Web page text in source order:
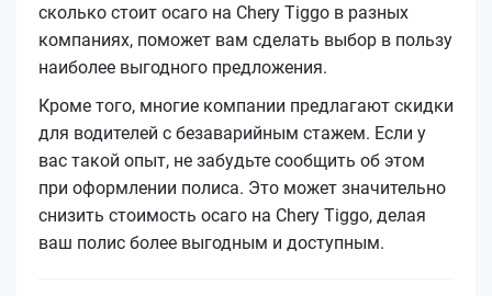
сколько стоит осаго на Chery Tiggo в разных
компаниях, поможет вам сделать выбор в пользу
наиболее выгодного предложения.
Кроме того, многие компании предлагают скидки
для водителей с безаварийным стажем. Если у
вас такой опыт, не забудьте сообщить об этом
при оформлении полиса. Это может значительно
снизить стоимость осаго на Chery Tiggo, делая
ваш полис более выгодным и доступным.